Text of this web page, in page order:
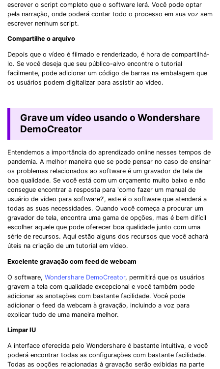
escrever o script completo que o software lerá. Você pode optar
pela narração, onde poderá contar todo o processo em sua voz sem
escrever nenhum script.
Compartilhe o arquivo
Depois que o vídeo é filmado e renderizado, é hora de compartilhá-
lo. Se você deseja que seu público-alvo encontre o tutorial
facilmente, pode adicionar um código de barras na embalagem que
os usuários podem digitalizar para assistir ao vídeo.
Grave um vídeo usando o Wondershare
DemoCreator
Entendemos a importância do aprendizado online nesses tempos de
pandemia. A melhor maneira que se pode pensar no caso de ensinar
os problemas relacionados ao software é um gravador de tela de
boa qualidade. Se você está com um orçamento muito baixo e não
consegue encontrar a resposta para 'como fazer um manual de
usuário de vídeo para software?', este é o software que atenderá a
todas as suas necessidades. Quando você começa a procurar um
gravador de tela, encontra uma gama de opções, mas é bem difícil
escolher aquele que pode oferecer boa qualidade junto com uma
série de recursos. Aqui estão alguns dos recursos que você achará
úteis na criação de um tutorial em vídeo.
Excelente gravação com feed de webcam
O software, Wondershare DemoCreator, permitirá que os usuários
gravem a tela com qualidade excepcional e você também pode
adicionar as anotações com bastante facilidade. Você pode
adicionar o feed da webcam à gravação, incluindo a voz para
explicar tudo de uma maneira melhor.
Limpar IU
A interface oferecida pelo Wondershare é bastante intuitiva, e você
poderá encontrar todas as configurações com bastante facilidade.
Todas as opções relacionadas à gravação serão exibidas na parte